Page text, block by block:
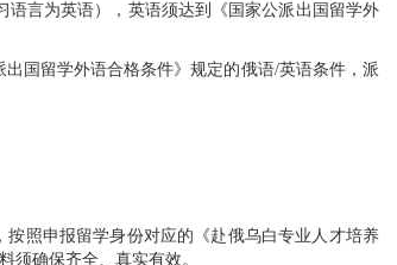
语言为英语），英语须达到《国家公派出国留学外
国留学外语合格条件》规定的俄语/英语条件，派
按照申报留学身份对应的《赴俄乌白专业人才培养
须确保齐全、真实有效。